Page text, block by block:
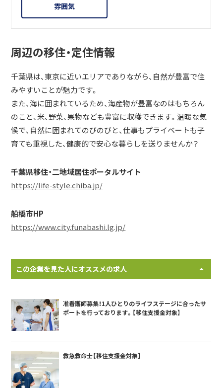
雰囲気
周辺の移住・定住情報
千葉県は、東京に近いエリアでありながら、自然が豊富で住
みやすいことが魅力です。
また、海に囲まれているため、海産物が豊富なのはもちろん
のこと、米、野菜、果物なども豊富に収穫できます。温暖な気
候で、自然に囲まれてのびのびと、仕事もプライベートも子
育ても重視した、健康的で安心な暮らしを送りませんか？
千葉県移住・二地域居住ポータルサイト
https://life-style.chiba.jp/
船橋市HP
https://www.city.funabashi.lg.jp/
この企業を見た人にオススメの求人
准看護師募集！1人ひとりのライフステージに合ったサ
ポートを行っております。【移住支援金対象】
救急救命士【移住支援金対象】